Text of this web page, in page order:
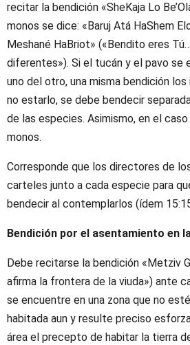
recitar la bendición «SheKaja Lo
monos se dice: «Baruj Atá HaShem
Meshané HaBriot» («Bendito eres
diferentes»). Si el tucán y el pavo se
uno del otro, una misma bendición
no estarlo, se debe bendecir
de las especies. Asimismo, en el
monos.
Corresponde que los directores de
carteles junto a cada especie para
bendecir al contemplarlos (ídem
Bendición por el asentamiento en
Debe recitarse la bendición «Metziv
afirma la frontera de la viuda») ante
se encuentre en una zona que no
habitada aun y resulte preciso
área el precepto de habitar la tierra